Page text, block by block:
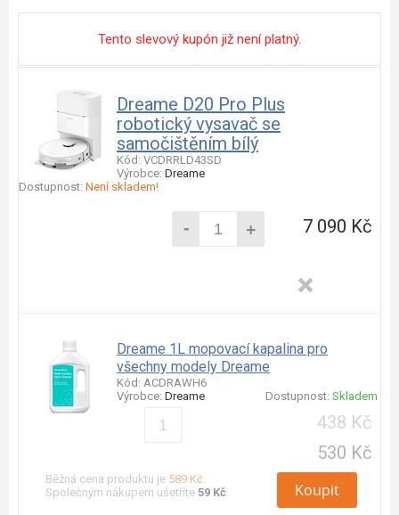
Tento slevový kupón již není platný.
Dreame D20 Pro Plus
robotický vysavač se
samočištěním bílý
Kód: VCDRRLD43SD
Výrobce: Dreame
Dostupnost: Není skladem!
- + 7 090 Kč
Dreame 1L mopovací kapalina pro
všechny modely Dreame
Kód: ACDRAWH6
Výrobce: Dreame Dostupnost: Skladem
438 Kč
530 Kč
Běžná cena produktu je 589 Kč.
Společným nákupem ušetříte 59 Kč. Koupit